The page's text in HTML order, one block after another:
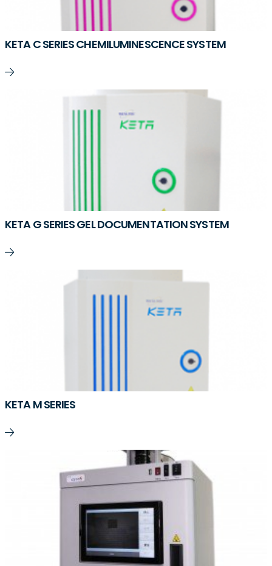
KETA C SERIES CHEMILUMINESCENCE SYSTEM
KETA G SERIES GEL DOCUMENTATION SYSTEM
KETA M SERIES